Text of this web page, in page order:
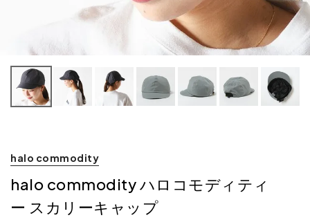
halo commodity
halo commodity ハロコモディティ
ー スカリーキャップ